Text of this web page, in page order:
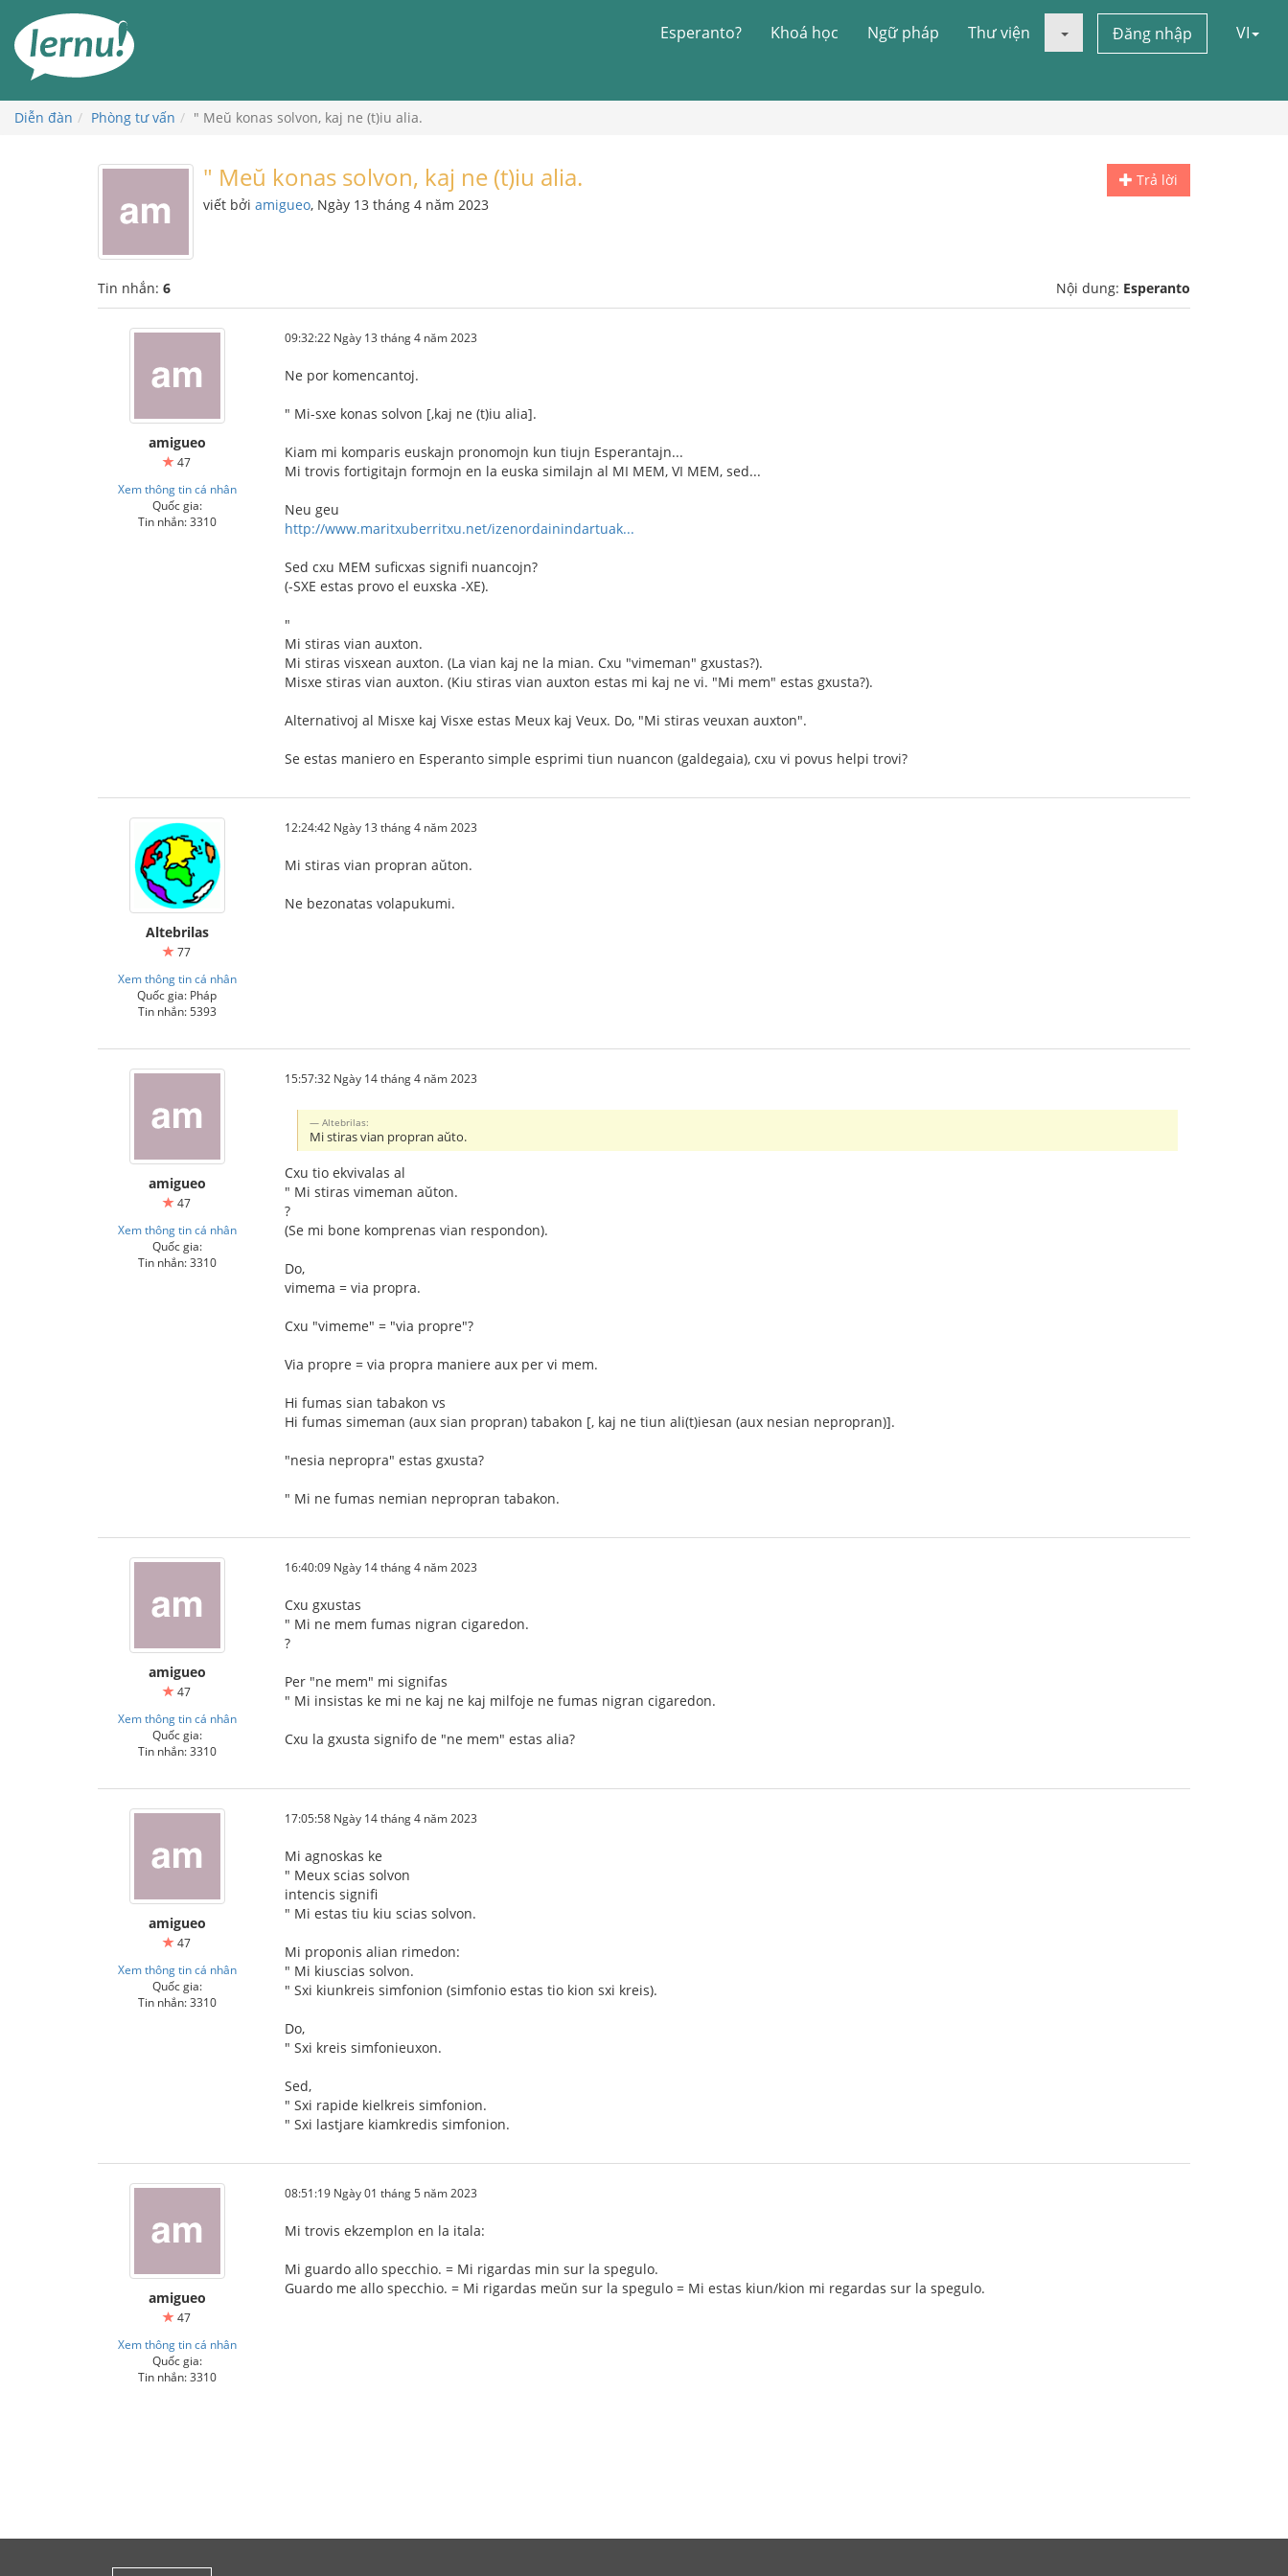
đến
phần
dung
Esperanto? Khoá học Ngữ pháp Thư viện Đăng nhập VI
Diễn đàn Phòng tư vấn " Meŭ konas solvon, kaj ne (t)iu alia.
Trả lời
" Meŭ konas solvon, kaj ne (t)iu alia.
viết bởi amigueo, Ngày 13 tháng 4 năm 2023
Tin nhắn: 6 Nội dung: Esperanto
amigueo
47
Xem thông tin cá nhân
Quốc gia:
Tin nhắn: 3310
09:32:22 Ngày 13 tháng 4 năm 2023
Ne por komencantoj.
" Mi-sxe konas solvon [,kaj ne (t)iu alia].
Kiam mi komparis euskajn pronomojn kun tiujn Esperantajn...
Mi trovis fortigitajn formojn en la euska similajn al MI MEM, VI MEM, sed...
Neu geu
http://www.maritxuberritxu.net/izenordainindartuak...
Sed cxu MEM suficxas signifi nuancojn?
(-SXE estas provo el euxska -XE).
"
Mi stiras vian auxton.
Mi stiras visxean auxton. (La vian kaj ne la mian. Cxu "vimeman" gxustas?).
Misxe stiras vian auxton. (Kiu stiras vian auxton estas mi kaj ne vi. "Mi mem" estas gxusta?).
Alternativoj al Misxe kaj Visxe estas Meux kaj Veux. Do, "Mi stiras veuxan auxton".
Se estas maniero en Esperanto simple esprimi tiun nuancon (galdegaia), cxu vi povus helpi trovi?
Altebrilas
77
Xem thông tin cá nhân
Quốc gia: Pháp
Tin nhắn: 5393
12:24:42 Ngày 13 tháng 4 năm 2023
Mi stiras vian propran aŭton.
Ne bezonatas volapukumi.
amigueo
47
Xem thông tin cá nhân
Quốc gia:
Tin nhắn: 3310
15:57:32 Ngày 14 tháng 4 năm 2023
Altebrilas:
Mi stiras vian propran aŭto.
Cxu tio ekvivalas al
" Mi stiras vimeman aŭton.
?
(Se mi bone komprenas vian respondon).
Do,
vimema = via propra.
Cxu "vimeme" = "via propre"?
Via propre = via propra maniere aux per vi mem.
Hi fumas sian tabakon vs
Hi fumas simeman (aux sian propran) tabakon [, kaj ne tiun ali(t)iesan (aux nesian nepropran)].
"nesia nepropra" estas gxusta?
" Mi ne fumas nemian nepropran tabakon.
amigueo
47
Xem thông tin cá nhân
Quốc gia:
Tin nhắn: 3310
16:40:09 Ngày 14 tháng 4 năm 2023
Cxu gxustas
" Mi ne mem fumas nigran cigaredon.
?
Per "ne mem" mi signifas
" Mi insistas ke mi ne kaj ne kaj milfoje ne fumas nigran cigaredon.
Cxu la gxusta signifo de "ne mem" estas alia?
amigueo
47
Xem thông tin cá nhân
Quốc gia:
Tin nhắn: 3310
17:05:58 Ngày 14 tháng 4 năm 2023
Mi agnoskas ke
" Meux scias solvon
intencis signifi
" Mi estas tiu kiu scias solvon.
Mi proponis alian rimedon:
" Mi kiuscias solvon.
" Sxi kiunkreis simfonion (simfonio estas tio kion sxi kreis).
Do,
" Sxi kreis simfonieuxon.
Sed,
" Sxi rapide kielkreis simfonion.
" Sxi lastjare kiamkredis simfonion.
amigueo
47
Xem thông tin cá nhân
Quốc gia:
Tin nhắn: 3310
08:51:19 Ngày 01 tháng 5 năm 2023
Mi trovis ekzemplon en la itala:
Mi guardo allo specchio. = Mi rigardas min sur la spegulo.
Guardo me allo specchio. = Mi rigardas meŭn sur la spegulo = Mi estas kiun/kion mi regardas sur la spegulo.